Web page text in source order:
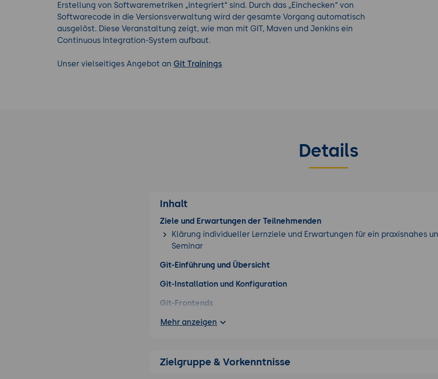
Erstellung von Softwaremetriken „integriert“ sind. Durch das „Einchecken“ von
Softwarecode in die Versionsverwaltung wird der gesamte Vorgang automatisch
ausgelöst. Diese Veranstaltung zeigt, wie man mit GIT, Maven und Jenkins ein
Continuous Integration-System aufbaut.
Unser vielseitiges Angebot an Git Trainings
Details
Inhalt
Ziele und Erwartungen der Teilnehmenden
Klärung individueller Lernziele und Erwartungen für ein praxisnahes
Seminar
Git-Einführung und Übersicht
Git-Installation und Konfiguration
Git-Frontends
Grundsätzlicher Workflow mit Git
Mehr anzeigen
Zielgruppe & Vorkenntnisse